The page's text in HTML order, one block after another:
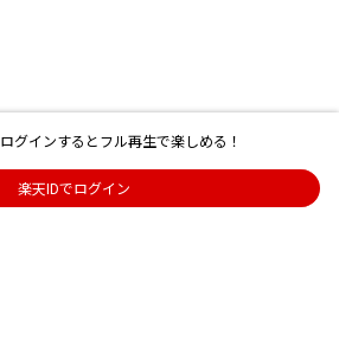
ログインするとフル再生で楽しめる！
楽天IDでログイン